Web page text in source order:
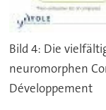
Bild 4: Die
neuromorphen
Développement